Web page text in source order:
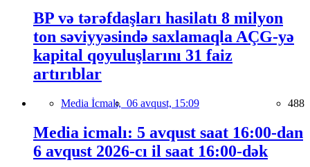
BP və tərəfdaşları hasilatı 8 milyon
ton səviyyəsində saxlamaqla AÇG-yə
kapital qoyuluşlarını 31 faiz
artırıblar
Media İcmalı, 06 avqust, 15:09 488
Media icmalı: 5 avqust saat 16:00-dan
6 avqust 2026-cı il saat 16:00-dək